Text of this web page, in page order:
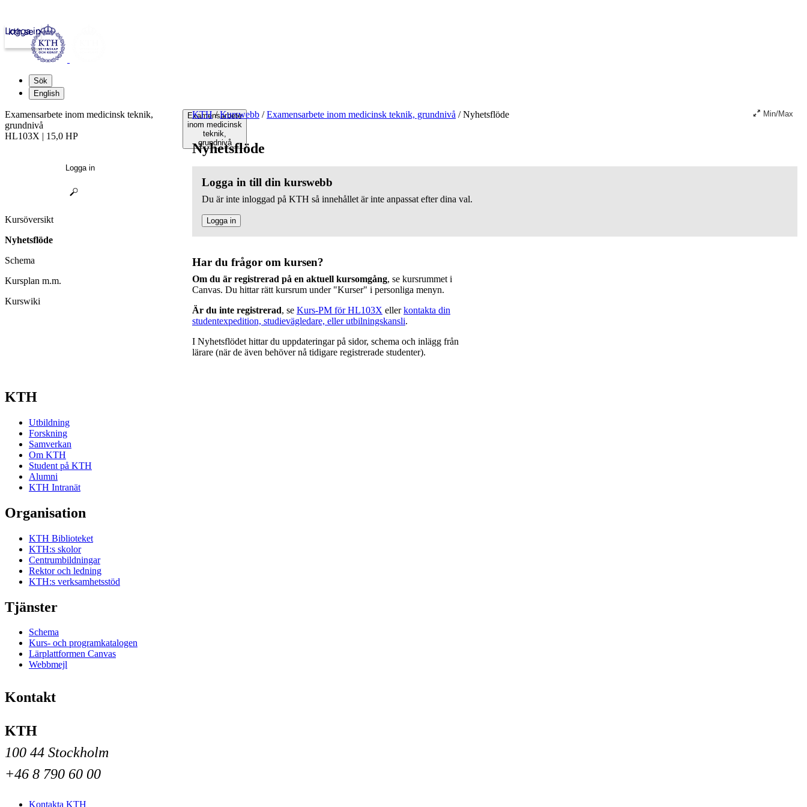
kth.se
Logga in
Sök
English
Examensarbete
inom medicinsk
teknik,
grundnivå
KTH / Kurswebb / Examensarbete inom medicinsk teknik, grundnivå /Nyhetsflöde Min/Max
Nyhetsflöde
Logga in till din kurswebb
Du är inte inloggad på KTH så innehållet är inte anpassat efter dina val.
Logga in
Har du frågor om kursen?
Om du är registrerad på en aktuell kursomgång, se kursrummet i
Canvas. Du hittar rätt kursrum under "Kurser" i personliga menyn.
Är du inte registrerad, se Kurs-PM för HL103X ellerkontakta din
studentexpedition, studievägledare, eller utbilningskansli.
I Nyhetsflödet hittar du uppdateringar på sidor, schema och inlägg från
lärare (när de även behöver nå tidigare registrerade studenter).
Examensarbete inom medicinsk teknik,
grundnivå
HL103X | 15,0 HP
Logga in
Kursöversikt
Nyhetsflöde
Schema
Kursplan m.m.
Kurswiki
KTH
Utbildning
Forskning
Samverkan
Om KTH
Student på KTH
Alumni
KTH Intranät
Organisation
KTH Biblioteket
KTH:s skolor
Centrumbildningar
Rektor och ledning
KTH:s verksamhetsstöd
Tjänster
Schema
Kurs- och programkatalogen
Lärplattformen Canvas
Webbmejl
Kontakt
KTH
100 44 Stockholm
+46 8 790 60 00
Kontakta KTH